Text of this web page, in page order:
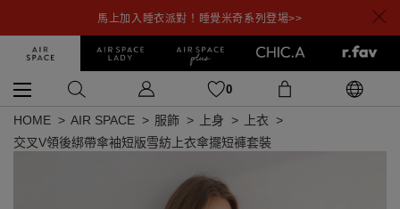
馬上加入睡衣派對！睡覺米奇系列登場>>
0
HOME AIR SPACE 服飾 上身
上衣
交叉V領後綁帶傘袖短版雪紡上衣傘擺短褲套裝